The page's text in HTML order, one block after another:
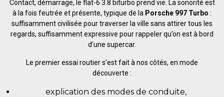
Contact, démarrage, le flat-6 3.8 biturbo prend vie. La sonorité est
à la fois feutrée et présente, typique de la Porsche 997 Turbo :
suffisamment civilisée pour traverser la ville sans attirer tous les
regards, suffisamment expressive pour rappeler qu’on est à bord
d’une supercar.
Le premier essai routier s’est fait à nos côtés, en mode
découverte :
explication des modes de conduite,